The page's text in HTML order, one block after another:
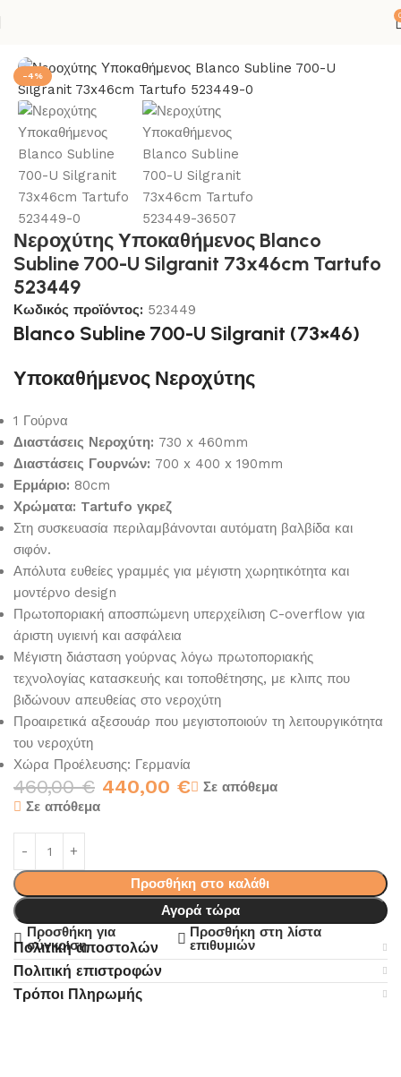
-4%
Νεροχύτης Υποκαθήμενος Blanco
Subline 700-U Silgranit 73x46cm Tartufo
523449
Κωδικός προϊόντος: 523449
Blanco Subline 700-U Silgranit (73×46)
Υποκαθήμενος Νεροχύτης
1 Γούρνα
Διαστάσεις Νεροχύτη: 730 x 460mm
Διαστάσεις Γουρνών: 700 x 400 x 190mm
Ερμάριο: 80cm
Χρώματα: Tartufo γκρεζ
Στη συσκευασία περιλαμβάνονται αυτόματη βαλβίδα και
σιφόν.
Απόλυτα ευθείες γραμμές για μέγιστη χωρητικότητα και
μοντέρνο design
Πρωτοποριακή αποσπώμενη υπερχείλιση C-overflow για
άριστη υγιεινή και ασφάλεια
Μέγιστη διάσταση γούρνας λόγω πρωτοποριακής
τεχνολογίας κατασκευής και τοποθέτησης, με κλιπς που
βιδώνουν απευθείας στο νεροχύτη
Προαιρετικά αξεσουάρ που μεγιστοποιούν τη λειτουργικότητα
του νεροχύτη
Χώρα Προέλευσης: Γερμανία
460,00€ 440,00 €
Σε απόθεμα
Σε απόθεμα
Προσθήκη στο καλάθι
Αγορά τώρα
Προσθήκη για
σύγκριση
Προσθήκη στη λίστα
επιθυμιών
Πολιτική αποστολών
Πολιτική επιστροφών
Τρόποι Πληρωμής